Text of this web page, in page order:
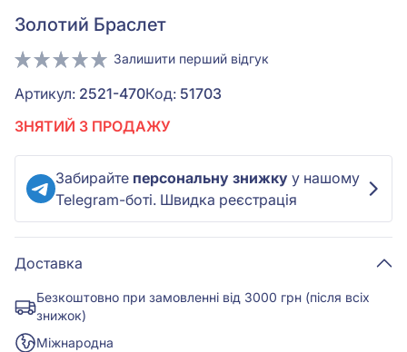
Золотий Браслет
Залишити перший відгук
Артикул: 2521-470Код: 51703
ЗНЯТИЙ З ПРОДАЖУ
Забирайте персональну знижку у нашому
Telegram-боті. Швидка реєстрація
Доставка
Безкоштовно при замовленні від 3000 грн (після всіх
знижок)
Міжнародна